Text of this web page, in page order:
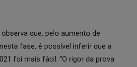
que, pelo aumento de
fase, é possível inferir que a
foi mais fácil. “O rigor da prova